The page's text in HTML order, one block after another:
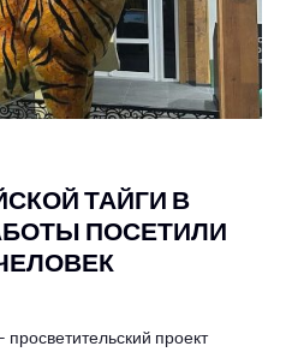
ТАЙГИ В
ПОСЕТИЛИ
просветительский проект